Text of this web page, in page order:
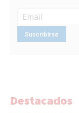
Destacados